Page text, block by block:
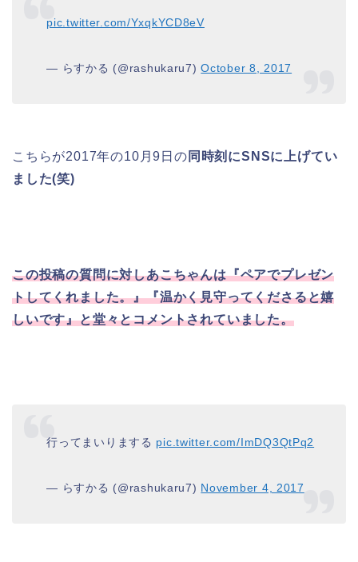
pic.twitter.com/YxqkYCD8eV
— らすかる (@rashukaru7)October 8, 2017
こちらが2017年の10月9日の 同時刻にSNSに上げてい
ました(笑)
この投稿の質問に対しあこちゃんは『ペアでプレゼン
トしてくれました。』『温かく見守ってくださると嬉
しいです』と堂々とコメントされていました。
行ってまいりまする pic.twitter.com/ImDQ3QtPq2
— らすかる (@rashukaru7) November 4, 2017